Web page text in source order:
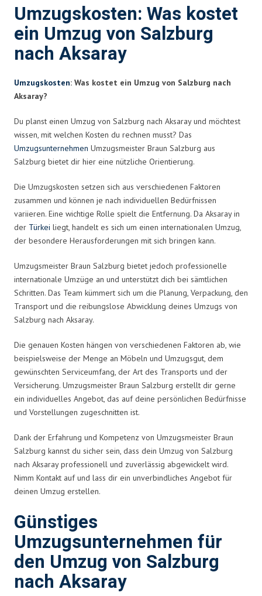
Umzugskosten: Was kostet
ein Umzug von Salzburg
nach Aksaray
Umzugskosten: Was kostet ein Umzug von Salzburg nach
Aksaray?
Du planst einen Umzug von Salzburg nach Aksaray und möchtest
wissen, mit welchen Kosten du rechnen musst? Das
Umzugsunternehmen Umzugsmeister Braun Salzburg aus
Salzburg bietet dir hier eine nützliche Orientierung.
Die Umzugskosten setzen sich aus verschiedenen Faktoren
zusammen und können je nach individuellen Bedürfnissen
variieren. Eine wichtige Rolle spielt die Entfernung. Da Aksaray in
der Türkei liegt, handelt es sich um einen internationalen Umzug,
der besondere Herausforderungen mit sich bringen kann.
Umzugsmeister Braun Salzburg bietet jedoch professionelle
internationale Umzüge an und unterstützt dich bei sämtlichen
Schritten. Das Team kümmert sich um die Planung, Verpackung, den
Transport und die reibungslose Abwicklung deines Umzugs von
Salzburg nach Aksaray.
Die genauen Kosten hängen von verschiedenen Faktoren ab, wie
beispielsweise der Menge an Möbeln und Umzugsgut, dem
gewünschten Serviceumfang, der Art des Transports und der
Versicherung. Umzugsmeister Braun Salzburg erstellt dir gerne
ein individuelles Angebot, das auf deine persönlichen Bedürfnisse
und Vorstellungen zugeschnitten ist.
Dank der Erfahrung und Kompetenz von Umzugsmeister Braun
Salzburg kannst du sicher sein, dass dein Umzug von Salzburg
nach Aksaray professionell und zuverlässig abgewickelt wird.
Nimm Kontakt auf und lass dir ein unverbindliches Angebot für
deinen Umzug erstellen.
Günstiges
Umzugsunternehmen für
den Umzug von Salzburg
nach Aksaray